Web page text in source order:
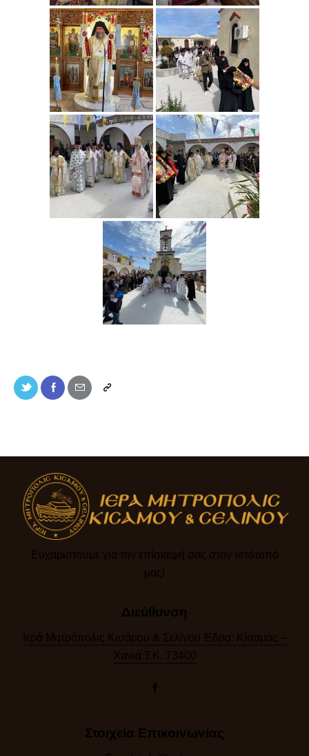
Ευχαριστούμε για την επίσκεψή σας στον ιστότοπό
μας!​
Διεύθυνση
Ιερά Μητρόπολις Κισάμου & Σελίνου Έδρα: Κίσαμος –
Χανιά Τ.Κ. 73400
Στοιχεία Επικοινωνίας